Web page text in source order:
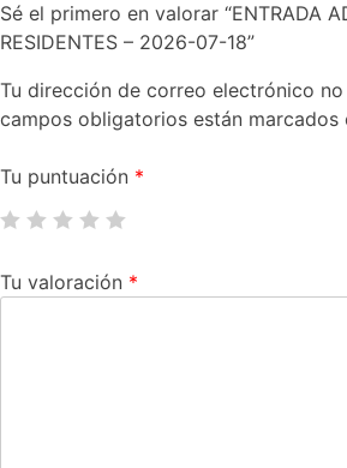
Sé el primero en valorar “ENTRADA
RESIDENTES – 2026-07-18”
Tu dirección de correo electrónico
campos obligatorios están marcados
Tu puntuación *
Tu valoración *